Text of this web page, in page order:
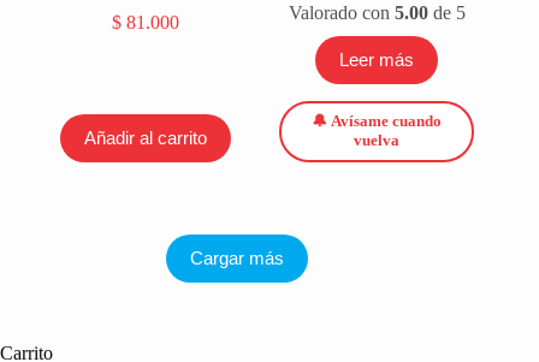
$ 81.000
Añadir al carrito
Valorado con 5.00de 5
Leer más
🔔 Avísame cuando
vuelva
Cargar más
Carrito